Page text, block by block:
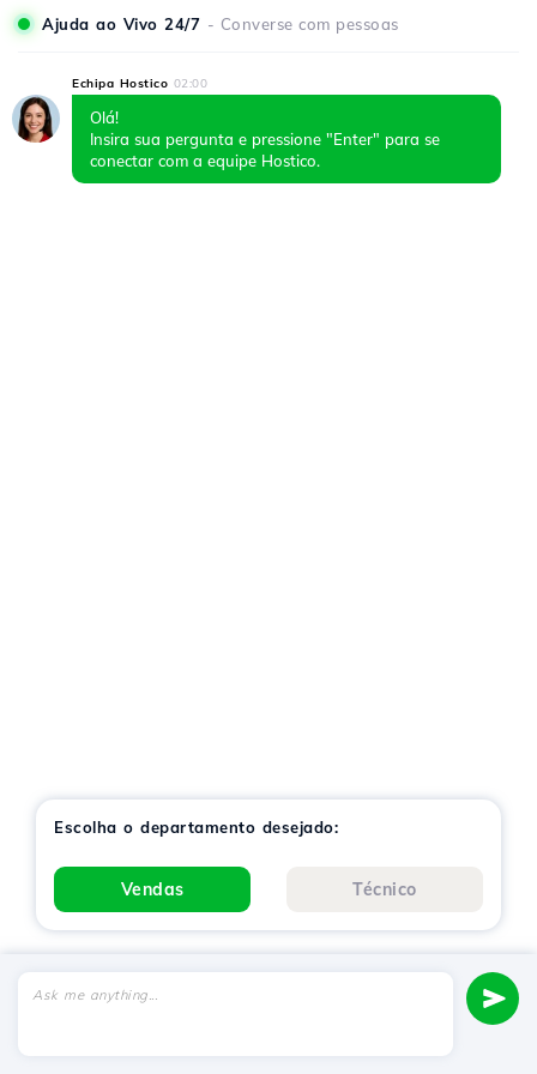
Ajuda ao Vivo 24/7 - Converse com pessoas
Echipa Hostico 02:00
Olá!
Insira sua pergunta e pressione "Enter" para se
conectar com a equipe Hostico.
Escolha o departamento desejado:
Vendas Técnico